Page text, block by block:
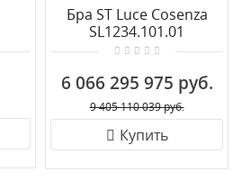
Бра ST Luce Cosenza
SL1234.101.01
6 066 295 975 руб.
9 405 110 039 руб.
Купить